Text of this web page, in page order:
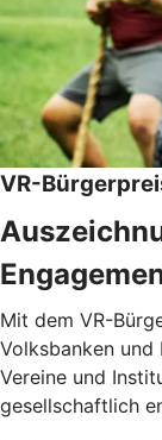
VR-
Mit dem VR-
Volksbanken und
Vereine und
gesellschaftlich